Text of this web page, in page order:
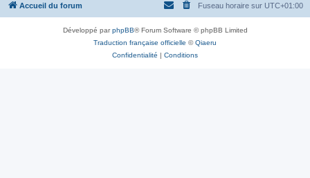
Accueil du forum Fuseau horaire sur UTC+01:00
Développé parphpBB® Forum Software © phpBB Limited
Traduction française officielle ©Qiaeru
Confidentialité | Conditions